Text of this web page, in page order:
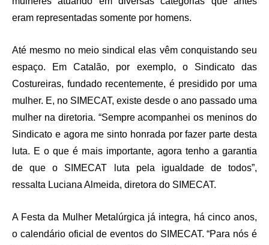
eram representadas somente por homens.
Até mesmo no meio sindical elas vêm conquistando seu
espaço. Em Catalão, por exemplo, o Sindicato das
Costureiras, fundado recentemente, é presidido por uma
mulher. E, no SIMECAT, existe desde o ano passado uma
mulher na diretoria. “Sempre acompanhei os meninos do
Sindicato e agora me sinto honrada por fazer parte desta
luta. E o que é mais importante, agora tenho a garantia
de que o SIMECAT luta pela igualdade de todos”,
ressalta Luciana Almeida, diretora do SIMECAT.
A Festa da Mulher Metalúrgica já integra, há cinco anos,
o calendário oficial de eventos do SIMECAT. “Para nós é